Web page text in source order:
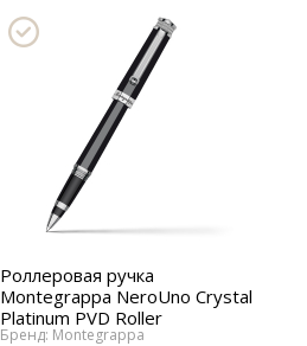
Роллеровая ручка
Montegrappa NeroUno Crystal
Platinum PVD Roller
Бренд: Montegrappa